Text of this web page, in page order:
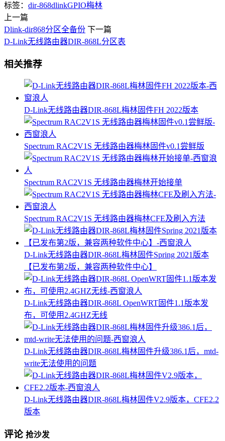
标签： dir-868dlinkGPIO梅林
上一篇
Dlink-dir868分区全备份 下一篇
D-Link无线路由器DIR-868L分区表
相关推荐
D-Link无线路由器DIR-868L梅林固件FH 2022版本
Spectrum RAC2V1S 无线路由器梅林固件v0.1尝鲜版
Spectrum RAC2V1S 无线路由器梅林开始接单
Spectrum RAC2V1S 无线路由器梅林CFE及刷入方法
D-Link无线路由器DIR-868L梅林固件Spring 2021版本
【已发布第2版，兼容两种软件中心】
D-Link无线路由器DIR-868L OpenWRT固件1.1版本发
布，可使用2.4GHZ无线
D-Link无线路由器DIR-868L梅林固件升级386.1后，mtd-
write无法使用的问题
D-Link无线路由器DIR-868L梅林固件V2.9版本，CFE2.2
版本
评论 抢沙发